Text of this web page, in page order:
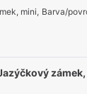
mini, Barva/
zámek,